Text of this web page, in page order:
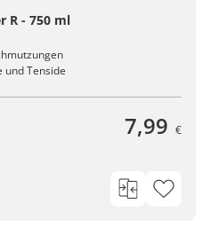
R - 750 ml
und Tenside
7,99 €